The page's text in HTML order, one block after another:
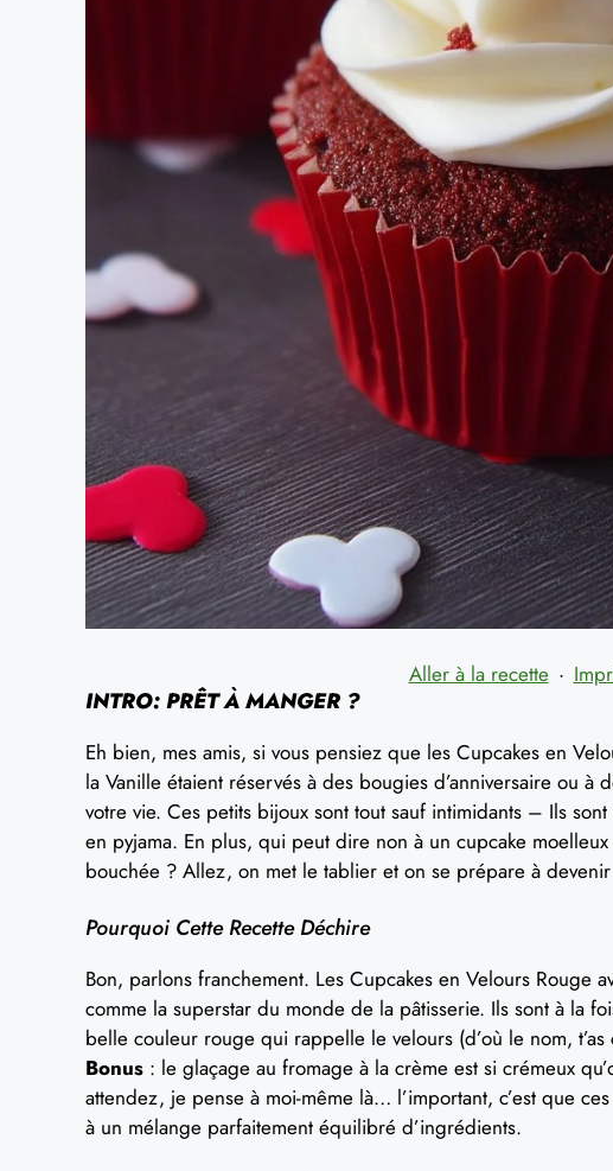
Aller à la recette ·
INTRO: PRÊT À MANGER ?
Eh bien, mes amis, si vous pensiez que les Cupcakes en
la Vanille étaient réservés à des bougies d’anniversaire ou
votre vie. Ces petits bijoux sont tout sauf intimidants – Ils
en pyjama. En plus, qui peut dire non à un cupcake
bouchée ? Allez, on met le tablier et on se prépare à
Pourquoi Cette Recette Déchire
Bon, parlons franchement. Les Cupcakes en Velours Rouge
comme la superstar du monde de la pâtisserie. Ils sont à la
belle couleur rouge qui rappelle le velours (d’où le nom,
Bonus : le glaçage au fromage à la crème est si crémeux
attendez, je pense à moi-même là… l’important, c’est que
à un mélange parfaitement équilibré d’ingrédients.